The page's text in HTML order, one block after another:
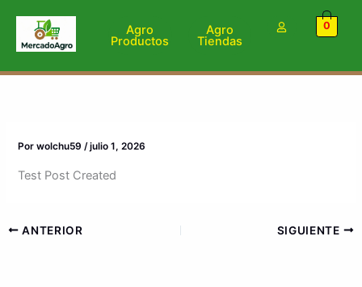
contenido
Agro
Productos
Agro
Tiendas
0
Porwolchu59/julio 1, 2026
Test Post Created
ANTERIOR SIGUIENTE